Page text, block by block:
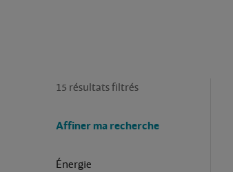
15 résultats filtrés
Affiner ma recherche
Énergie